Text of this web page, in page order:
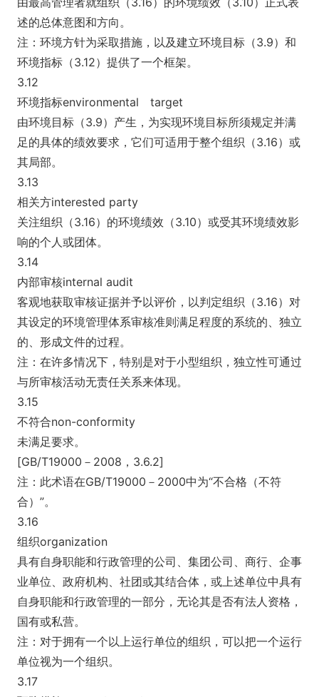
述的总体意图和方向。
注：环境方针为采取措施，以及建立环境目标（3.9）和
环境指标（3.12）提供了一个框架。
3.12
环境指标environmental target
由环境目标（3.9）产生，为实现环境目标所须规定并满
足的具体的绩效要求，它们可适用于整个组织（3.16）或
其局部。
3.13
相关方interested party
关注组织（3.16）的环境绩效（3.10）或受其环境绩效影
响的个人或团体。
3.14
内部审核internal audit
客观地获取审核证据并予以评价，以判定组织（3.16）对
其设定的环境管理体系审核准则满足程度的系统的、独立
的、形成文件的过程。
注：在许多情况下，特别是对于小型组织，独立性可通过
与所审核活动无责任关系来体现。
3.15
不符合non-conformity
未满足要求。
[GB/T19000－2008，3.6.2]
注：此术语在GB/T19000－2000中为“不合格（不符
合）”。
3.16
组织organization
具有自身职能和行政管理的公司、集团公司、商行、企事
业单位、政府机构、社团或其结合体，或上述单位中具有
自身职能和行政管理的一部分，无论其是否有法人资格，
国有或私营。
注：对于拥有一个以上运行单位的组织，可以把一个运行
单位视为一个组织。
3.17